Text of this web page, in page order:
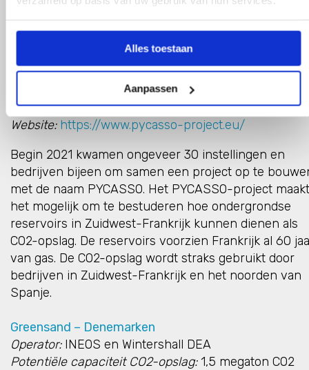
Alles toestaan
Aanpassen
Communauté d’Agglomération de Pau Béarn
(totaal overzicht op de website)
Potentiële capaciteit CO2-opslag:3 megaton CO2 per
Status:in planning
Website: https://www.pycasso-project.eu/
Begin 2021 kwamen ongeveer 30 instellingen en
bedrijven bijeen om samen een project op te
met de naam PYCASSO. Het PYCASSO-project maakt
het mogelijk om te bestuderen hoe ondergrondse
reservoirs in Zuidwest-Frankrijk kunnen dienen als
CO2-opslag. De reservoirs voorzien Frankrijk al 60
van gas. De CO2-opslag wordt straks gebruikt door
bedrijven in Zuidwest-Frankrijk en het noorden van
Spanje.
Greensand – Denemarken
Operator:INEOS en Wintershall DEA
Potentiële capaciteit CO2-opslag:1,5 megaton CO2